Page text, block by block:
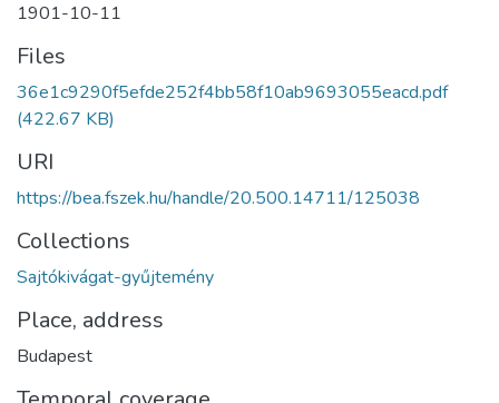
1901-10-11
Files
36e1c9290f5efde252f4bb58f10ab9693055eacd.pdf
(422.67 KB)
URI
https://bea.fszek.hu/handle/20.500.14711/125038
Collections
Sajtókivágat-gyűjtemény
Place, address
Budapest